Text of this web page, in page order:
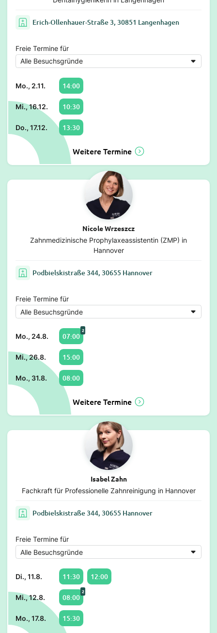
Erich-Ollenhauer-Straße 3, 30851 Langenhagen
Freie Termine für
Mo., 2.11. 14:00
Mi., 16.12. 10:30
Do., 17.12. 13:30
Weitere Termine
Nicole Wrzeszcz
Zahnmedizinische Prophylaxeassistentin (ZMP) in
Hannover
Podbielskistraße 344, 30655 Hannover
Freie Termine für
Mo., 24.8. 07:00
2
Mi., 26.8. 15:00
Mo., 31.8. 08:00
Weitere Termine
Isabel Zahn
Fachkraft für Professionelle Zahnreinigung in Hannover
Podbielskistraße 344, 30655 Hannover
Freie Termine für
Di., 11.8. 11:30 12:00
Mi., 12.8. 08:00
2
Mo., 17.8. 15:30